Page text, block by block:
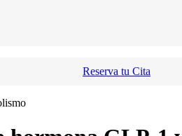
Reserva tu Cita